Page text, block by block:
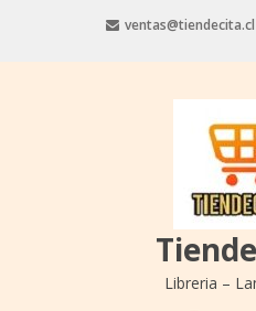
Libreria –